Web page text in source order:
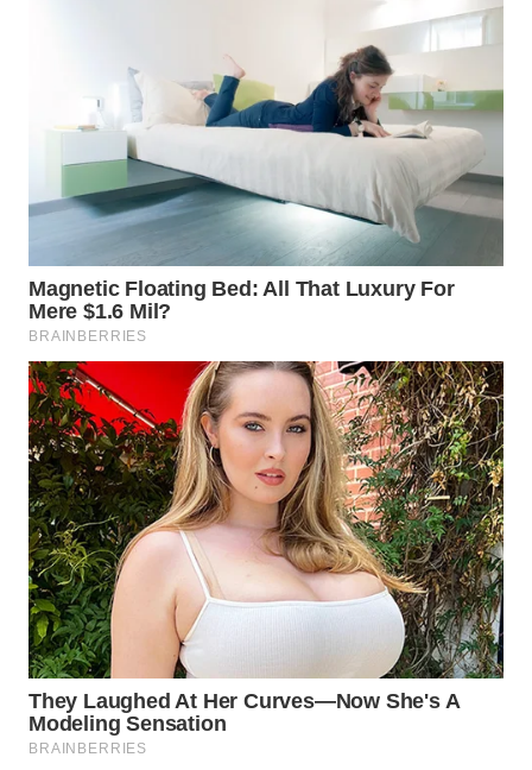
WN
PADANG
LAWAS
SUMEDANG
WN
CIANJUR
WN
KEPULAUAN
SERIBU
WN
TANGERANG
WN
BINJAI
WN
CIREBON